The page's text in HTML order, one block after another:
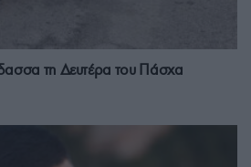
τη Δευτέρα του Πάσχα